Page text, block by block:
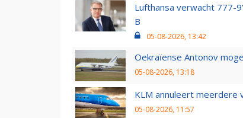
Lufthansa verwacht 777-
B
05-08-2026, 13:42
Oekraïense Antonov
05-08-2026, 13:18
KLM annuleert meerdere
05-08-2026, 11:57